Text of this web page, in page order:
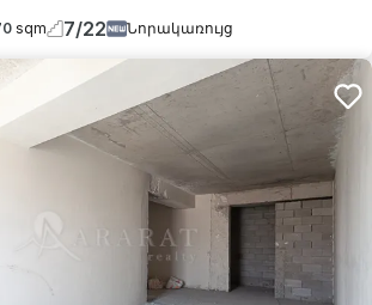
sqm 7/22 Նորակառույց